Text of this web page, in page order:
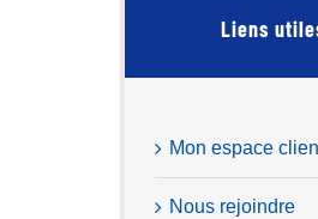
Liens
Mon espace
Nous rejoindre